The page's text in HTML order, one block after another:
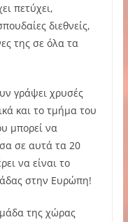
πετύχει,
διεθνείς,
της σε όλα τα
γράψει χρυσές
και το τμήμα του
μπορεί να
σε αυτά τα 20
να είναι το
στην Ευρώπη!
της χώρας